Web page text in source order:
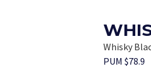
Whisky
PUM $78.9